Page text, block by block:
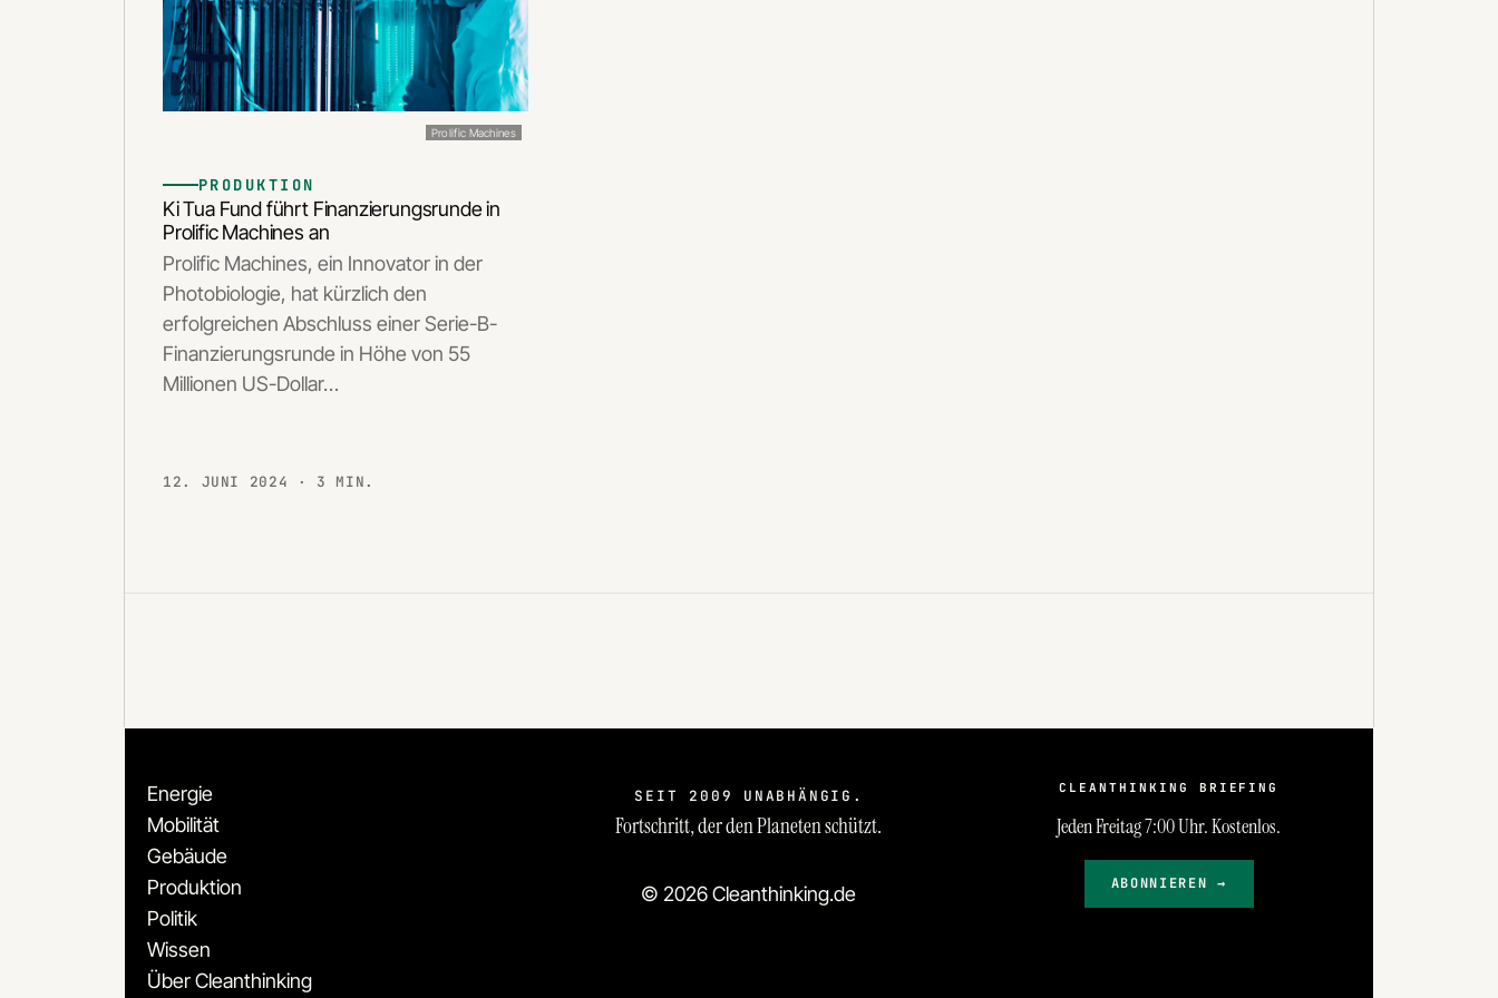
Prolific Machines
PRODUKTION
Ki Tua Fund führt Finanzierungsrunde in
Prolific Machines an
Prolific Machines, ein Innovator in der
Photobiologie, hat kürzlich den
erfolgreichen Abschluss einer Serie-B-
Finanzierungsrunde in Höhe von 55
Millionen US-Dollar…
12. JUNI 2024 · 3 MIN.
Energie
Mobilität
Gebäude
Produktion
Politik
Wissen
Über Cleanthinking
SEIT 2009 UNABHÄNGIG.
Fortschritt, der den Planeten schützt.
© 2026 Cleanthinking.de
CLEANTHINKING BRIEFING
Jeden Freitag 7:00 Uhr. Kostenlos.
ABONNIEREN →